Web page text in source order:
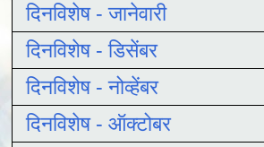
दिनविशेष - जानेवारी
दिनविशेष - डिसेंबर
दिनविशेष - नोव्हेंबर
दिनविशेष - ऑक्टोबर